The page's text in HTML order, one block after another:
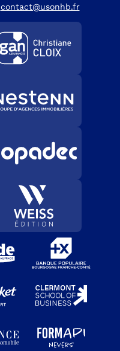
contact@usonhb.fr